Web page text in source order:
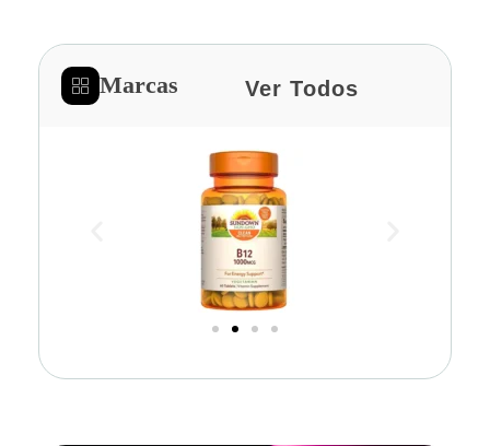
Marcas Ver Todos